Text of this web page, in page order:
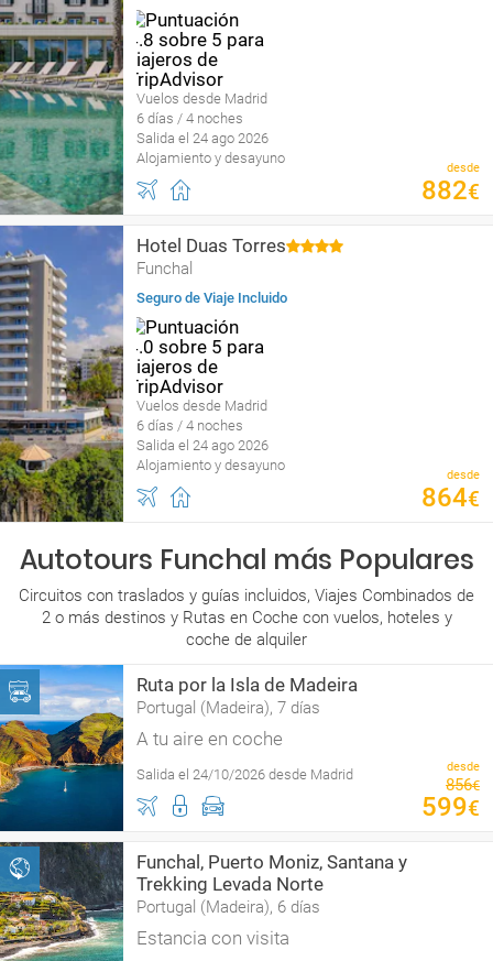
Vuelos desde Madrid
6 días / 4 noches
Salida el 24 ago 2026
Alojamiento y desayuno
desde
882€
Hotel Duas Torres
Funchal
Seguro de Viaje Incluido
Vuelos desde Madrid
6 días / 4 noches
Salida el 24 ago 2026
Alojamiento y desayuno
desde
864€
Autotours Funchal más Populares
Circuitos con traslados y guías incluidos, Viajes Combinados de
2 o más destinos y Rutas en Coche con vuelos, hoteles y
coche de alquiler
Ruta por la Isla de Madeira
Portugal (Madeira), 7 días
A tu aire en coche
Salida el 24/10/2026 desde Madrid desde
856€
599€
Funchal, Puerto Moniz, Santana y
Trekking Levada Norte
Portugal (Madeira), 6 días
Estancia con visita